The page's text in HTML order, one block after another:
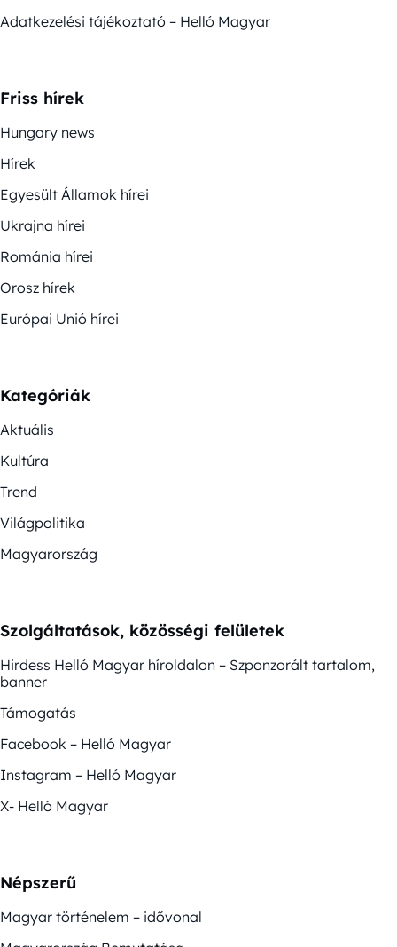
Adatkezelési tájékoztató – Helló Magyar
Friss hírek
Hungary news
Hírek
Egyesült Államok hírei
Ukrajna hírei
Románia hírei
Orosz hírek
Európai Unió hírei
Kategóriák
Aktuális
Kultúra
Trend
Világpolitika
Magyarország
Szolgáltatások, közösségi felületek
Hirdess Helló Magyar híroldalon – Szponzorált tartalom,
banner
Támogatás
Facebook – Helló Magyar
Instagram – Helló Magyar
X- Helló Magyar
Népszerű
Magyar történelem – idővonal